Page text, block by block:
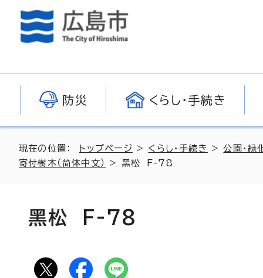
防災 くらし・手続き
現在の位置： トップページ > くらし・手続き >公園・緑
寄付樹木（简体中文）
> 黑松 F-78
黑松 F-78